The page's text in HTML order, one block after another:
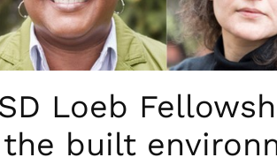
Loeb
built